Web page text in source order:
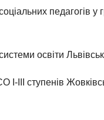
педагогів
освіти
ІІІ ступенів